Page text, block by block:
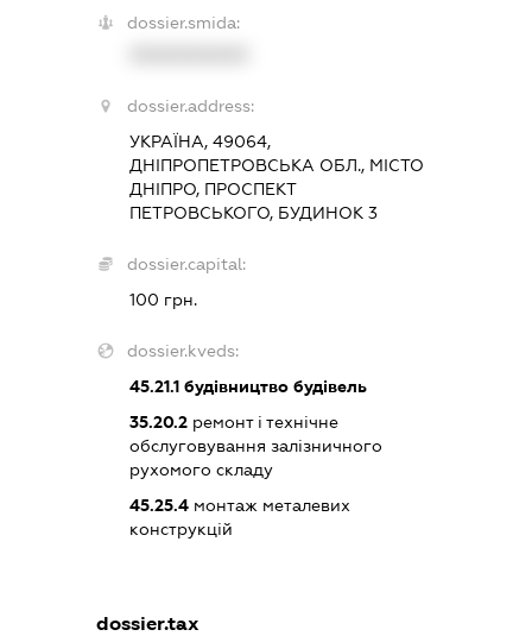
dossier.smida:
dossier.address:
УКРАЇНА, 49064,
ДНІПРОПЕТРОВСЬКА ОБЛ., МІСТО
ДНІПРО, ПРОСПЕКТ
ПЕТРОВСЬКОГО, БУДИНОК 3
dossier.capital:
100 грн.
dossier.kveds:
45.21.1будівництво будівель
35.20.2ремонт і технічне
обслуговування залізничного
рухомого складу
45.25.4монтаж металевих
конструкцій
dossier.tax